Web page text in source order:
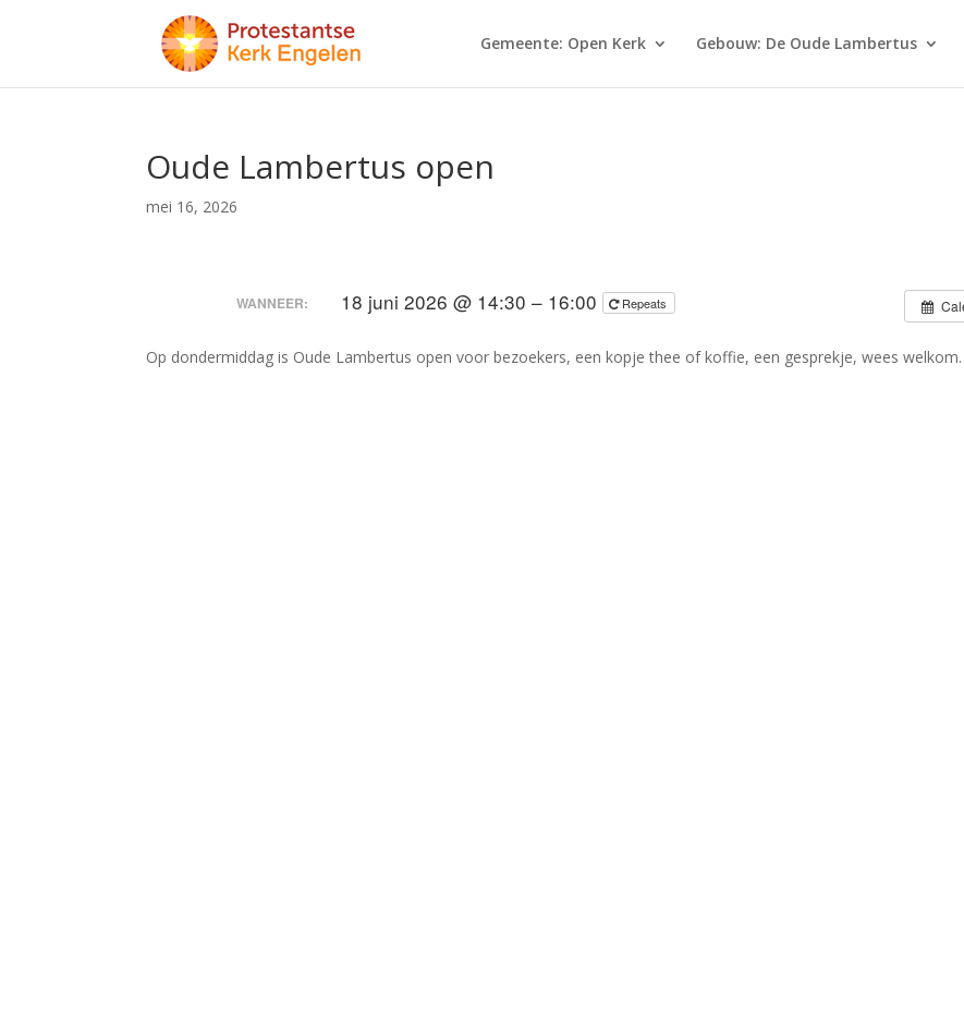
Gemeente: Open Kerk Gebouw: De Oude Lambertus
Oude Lambertus open
mei 16, 2026
WANNEER: 18 juni 2026 @ 14:30 – 16:00 Repeats
Op dondermiddag is Oude Lambertus open voor bezoekers, een kopje thee of koffie, een gesprekje, wees welkom.